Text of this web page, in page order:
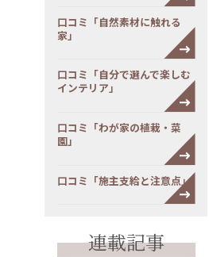
口コミ「自然素材に触れる
家」
口コミ「自分で選んで楽しむ
インテリア」
口コミ「わが家の植栽・菜
園」
口コミ「施主支給と注意点」
連載記事